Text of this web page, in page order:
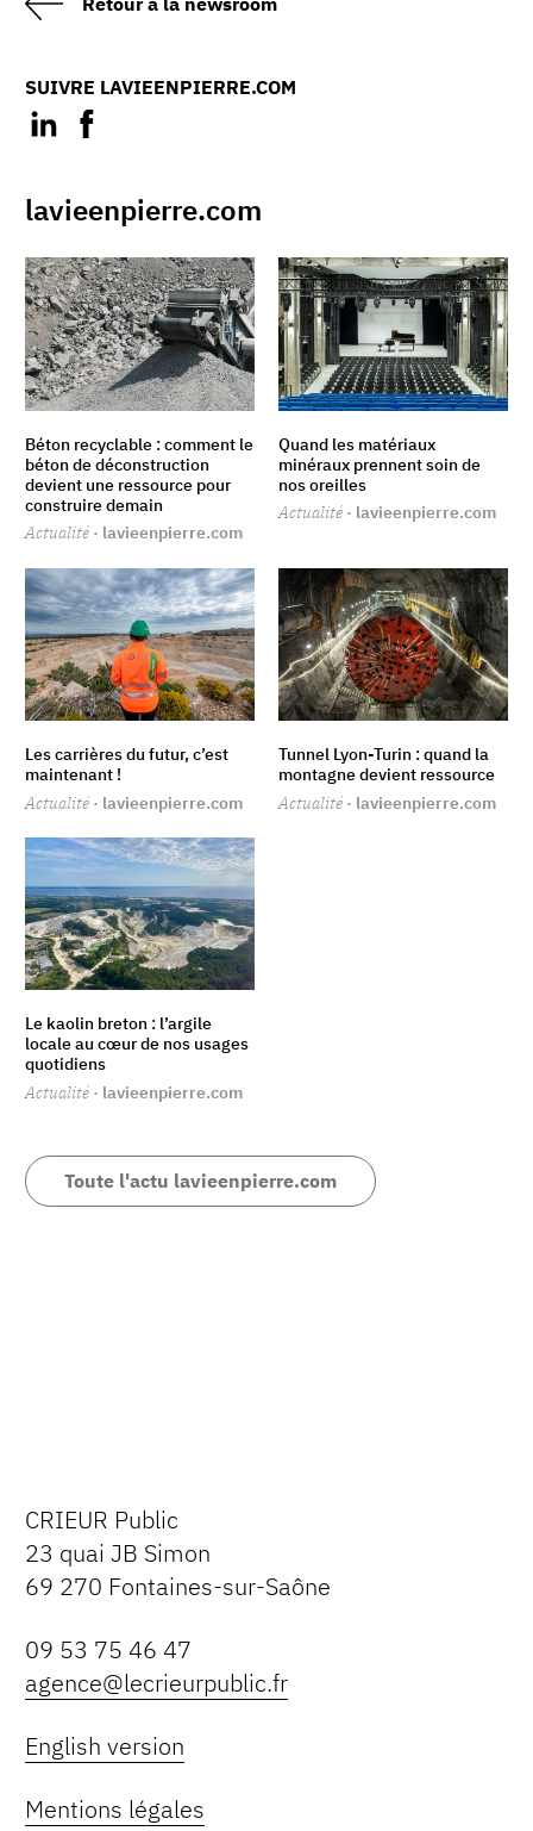
SUIVRE LAVIEENPIERRE.COM
lavieenpierre.com
Béton recyclable : comment le
béton de déconstruction
devient une ressource pour
construire demain
Actualité · lavieenpierre.com
Quand les matériaux
minéraux prennent soin de
nos oreilles
Actualité · lavieenpierre.com
Les carrières du futur, c’est
maintenant !
Actualité · lavieenpierre.com
Tunnel Lyon-Turin : quand la
montagne devient ressource
Actualité · lavieenpierre.com
Le kaolin breton : l’argile
locale au cœur de nos usages
quotidiens
Actualité · lavieenpierre.com
Toute l'actu lavieenpierre.com
CRIEUR Public
23 quai JB Simon
69 270 Fontaines-sur-Saône
09 53 75 46 47
agence@lecrieurpublic.fr
English version
Mentions légales